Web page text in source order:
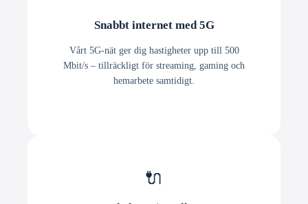
Snabbt internet med 5G
Vårt 5G-nät ger dig hastigheter upp till 500
Mbit/s – tillräckligt för streaming, gaming och
hemarbete samtidigt.
🔌